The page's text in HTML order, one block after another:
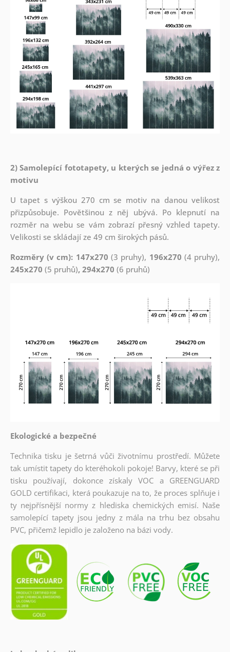
2) Samolepící fototapety, u kterých se jedná o výřez z
motivu
U tapet s výškou 270 cm se motiv na danou velikost
přizpůsobuje. Povětšinou z něj ubývá. Po klepnutí na
rozměr na webu se vám zobrazí přesný vzhled tapety.
Velikosti se skládají ze 49 cm širokých pásů.
Rozměry (v cm): 147x270 (3 pruhy), 196x270 (4 pruhy),
245x270 (5 pruhů), 294x270 (6 pruhů)
Ekologické a bezpečné
Technika tisku je šetrná vůči životnímu prostředí. Můžete
tak umístit tapety do kteréhokoli pokoje! Barvy, které se při
tisku používají, dokonce získaly VOC a GREENGUARD
GOLD certifikaci, která poukazuje na to, že proces splňuje i
ty nejpřísnější normy z hlediska chemických emisí. Naše
samolepící tapety jsou jedny z mála na trhu bez obsahu
PVC, přičemž lepidlo je založeno na bázi vody.